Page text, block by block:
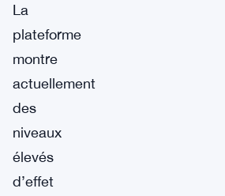
La
plateforme
montre
actuellement
des
niveaux
élevés
d’effet